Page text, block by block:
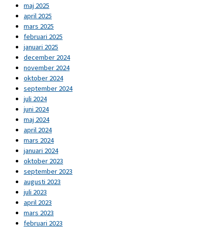
maj 2025
april 2025
mars 2025
februari 2025
januari 2025
december 2024
november 2024
oktober 2024
september 2024
juli 2024
juni 2024
maj 2024
april 2024
mars 2024
januari 2024
oktober 2023
september 2023
augusti 2023
juli 2023
april 2023
mars 2023
februari 2023